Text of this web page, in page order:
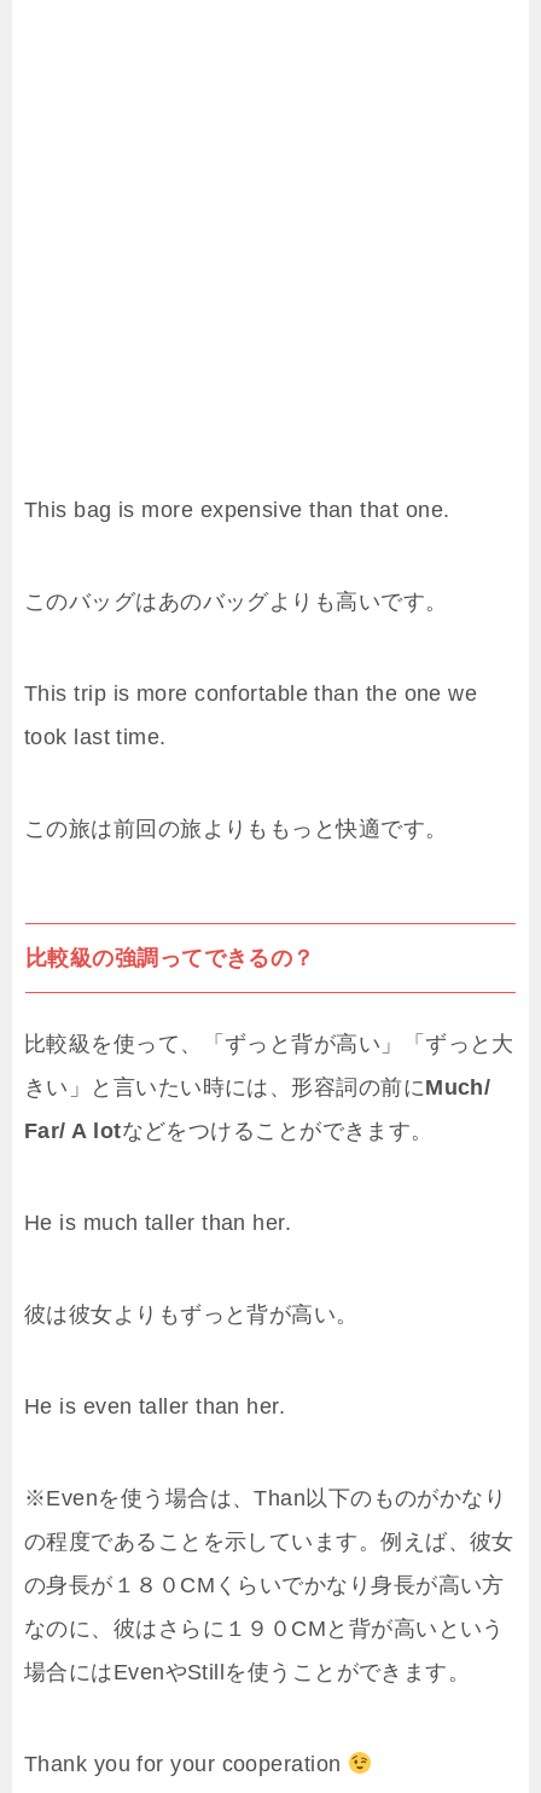
This bag is more expensive than that one.
このバッグはあのバッグよりも高いです。
This trip is more confortable than the one we
took last time.
この旅は前回の旅よりももっと快適です。
比較級の強調ってできるの？
比較級を使って、「ずっと背が高い」「ずっと大
きい」と言いたい時には、形容詞の前にMuch/
Far/ A lotなどをつけることができます。
He is much taller than her.
彼は彼女よりもずっと背が高い。
He is even taller than her.
※Evenを使う場合は、Than以下のものがかなり
の程度であることを示しています。例えば、彼女
の身長が１８０CMくらいでかなり身長が高い方
なのに、彼はさらに１９０CMと背が高いという
場合にはEvenやStillを使うことができます。
Thank you for your cooperation